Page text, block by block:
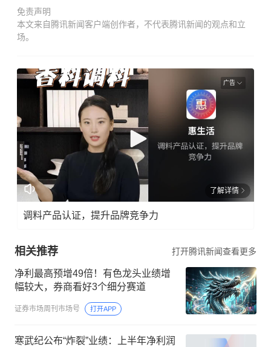
免责声明
本文来自腾讯新闻客户端创作者，不代表腾讯新闻的观点和立
场。
广告
了解详情
调料产品认证，提升品牌竞争力
相关推荐 打开腾讯新闻查看更多
净利最高预增49倍！有色龙头业绩增
幅较大，券商看好3个细分赛道
证券市场周刊市场号 打开APP
寒武纪公布“炸裂”业绩：上半年净利润